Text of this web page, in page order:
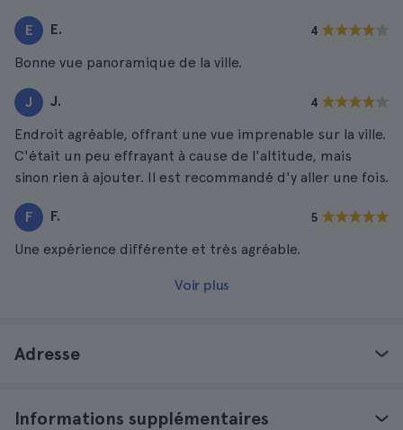
E E. 4
Bonne vue panoramique de la ville.
J J. 4
Endroit agréable, offrant une vue imprenable sur la ville.
C'était un peu effrayant à cause de l'altitude, mais
sinon rien à ajouter. Il est recommandé d'y aller une fois.
F F. 5
Une expérience différente et très agréable.
Voir plus
Adresse
Informations supplémentaires